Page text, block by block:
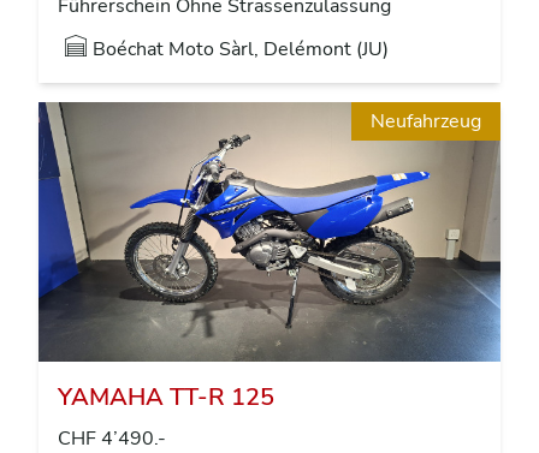
Führerschein Ohne Strassenzulassung
Boéchat Moto Sàrl, Delémont (JU)
Neufahrzeug
YAMAHA TT-R 125
CHF 4’490.-